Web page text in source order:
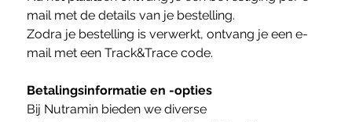
mail met de details van je bestelling.
Zodra je bestelling is verwerkt, ontvang je een e-
mail met een Track&Trace code.
Betalingsinformatie en -opties
Bij Nutramin bieden we diverse